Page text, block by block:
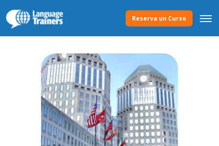
Reserva un Curso